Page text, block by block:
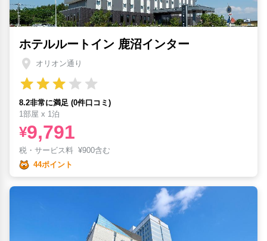
ホテルルートイン 鹿沼インター
オリオン通り
8.2非常に満足 (0件口コミ)
1部屋 x 1泊
¥9,791
税・サービス料 ¥900含む
44ポイント